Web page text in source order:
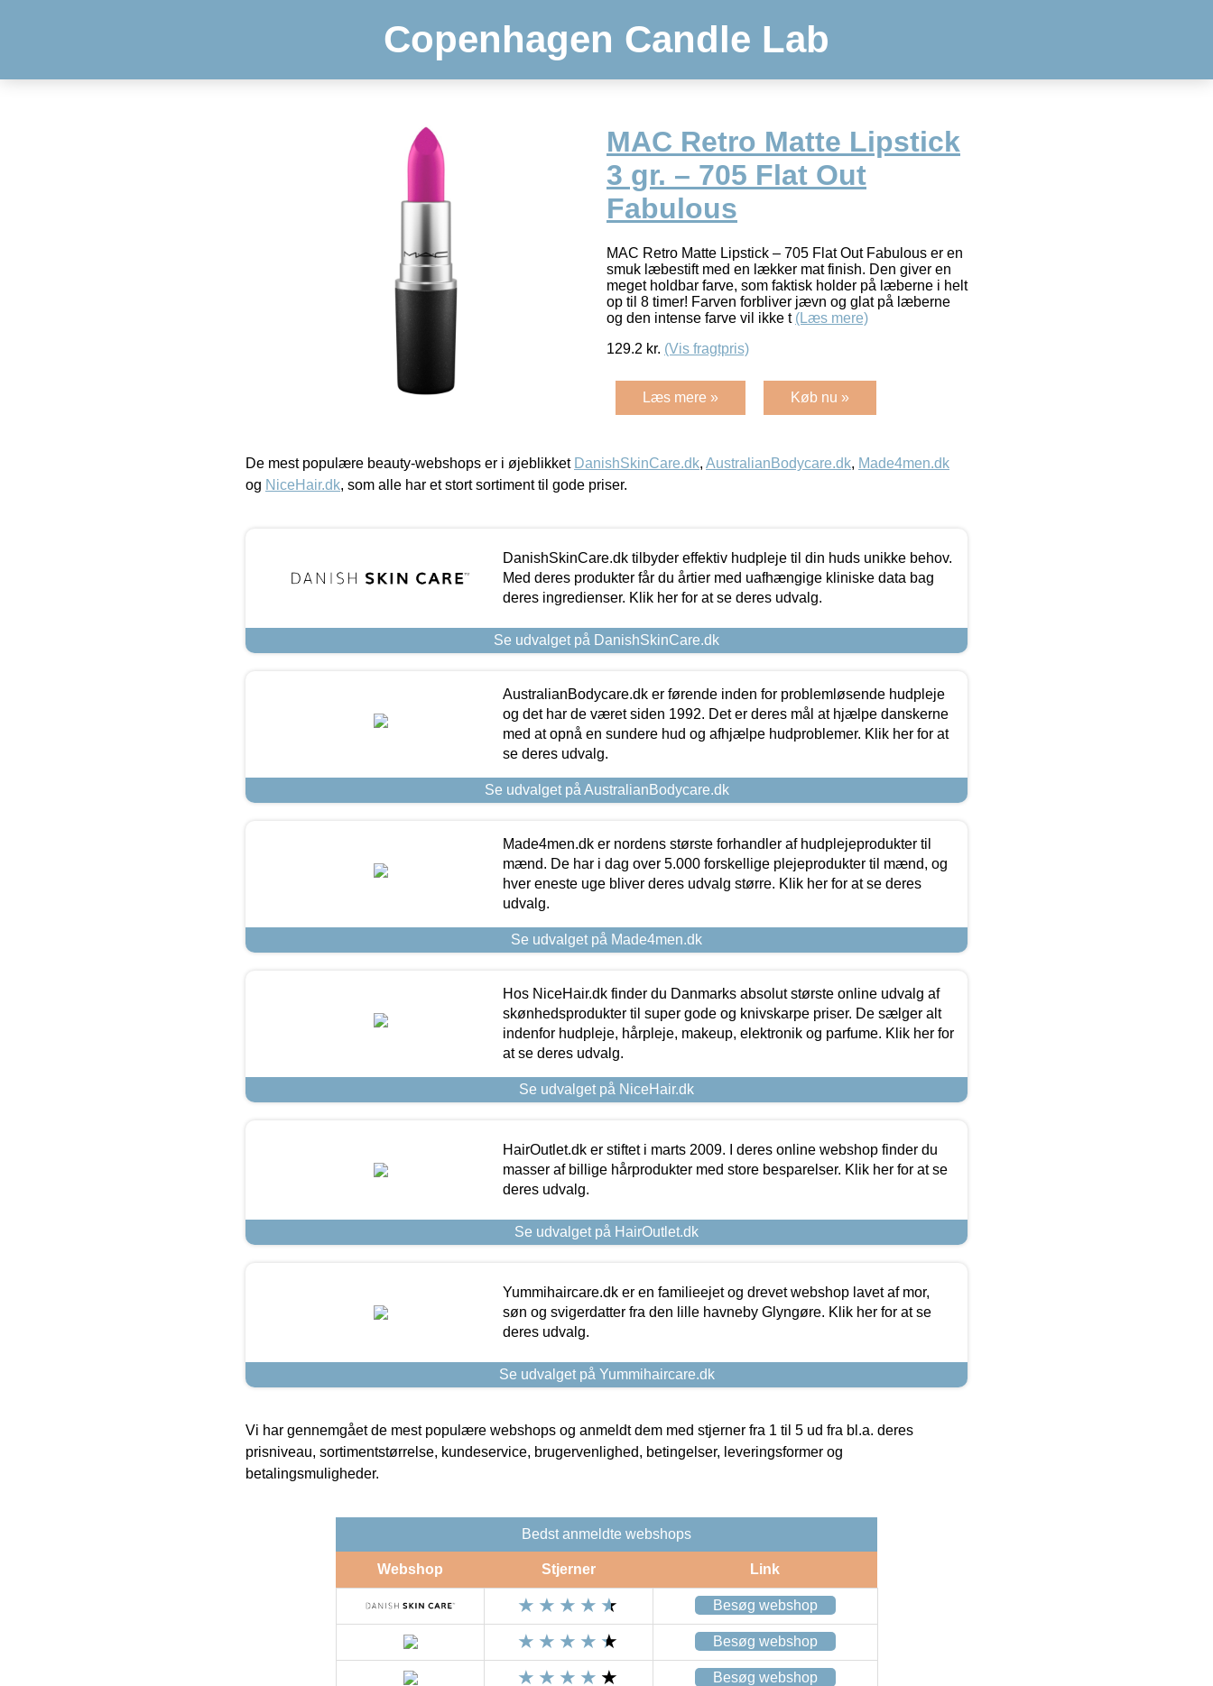
Copenhagen Candle Lab
MAC Retro Matte Lipstick
3 gr. – 705 Flat Out
Fabulous
MAC Retro Matte Lipstick – 705 Flat Out Fabulous er en
smuk læbestift med en lækker mat finish. Den giver en
meget holdbar farve, som faktisk holder på læberne i helt
op til 8 timer! Farven forbliver jævn og glat på læberne
og den intense farve vil ikke t (Læs mere)
129.2 kr. (Vis fragtpris)
Læs mere » Køb nu »
De mest populære beauty-webshops er i øjeblikket DanishSkinCare.dk, AustralianBodycare.dk, Made4men.dk
og NiceHair.dk, som alle har et stort sortiment til gode priser.
DanishSkinCare.dk tilbyder effektiv hudpleje til din huds unikke behov.
Med deres produkter får du årtier med uafhængige kliniske data bag
deres ingredienser. Klik her for at se deres udvalg.
Se udvalget på DanishSkinCare.dk
AustralianBodycare.dk er førende inden for problemløsende hudpleje
og det har de været siden 1992. Det er deres mål at hjælpe danskerne
med at opnå en sundere hud og afhjælpe hudproblemer. Klik her for at
se deres udvalg.
Se udvalget på AustralianBodycare.dk
Made4men.dk er nordens største forhandler af hudplejeprodukter til
mænd. De har i dag over 5.000 forskellige plejeprodukter til mænd, og
hver eneste uge bliver deres udvalg større. Klik her for at se deres
udvalg.
Se udvalget på Made4men.dk
Hos NiceHair.dk finder du Danmarks absolut største online udvalg af
skønhedsprodukter til super gode og knivskarpe priser. De sælger alt
indenfor hudpleje, hårpleje, makeup, elektronik og parfume. Klik her for
at se deres udvalg.
Se udvalget på NiceHair.dk
HairOutlet.dk er stiftet i marts 2009. I deres online webshop finder du
masser af billige hårprodukter med store besparelser. Klik her for at se
deres udvalg.
Se udvalget på HairOutlet.dk
Yummihaircare.dk er en familieejet og drevet webshop lavet af mor,
søn og svigerdatter fra den lille havneby Glyngøre. Klik her for at se
deres udvalg.
Se udvalget på Yummihaircare.dk
Vi har gennemgået de mest populære webshops og anmeldt dem med stjerner fra 1 til 5 ud fra bl.a. deres
prisniveau, sortimentstørrelse, kundeservice, brugervenlighed, betingelser, leveringsformer og
betalingsmuligheder.
Bedst anmeldte webshops
Webshop Stjerner Link
Besøg webshop
Besøg webshop
Besøg webshop